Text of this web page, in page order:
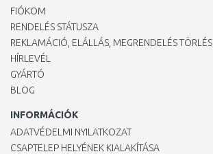
FIÓKOM
RENDELÉS STÁTUSZA
REKLAMÁCIÓ, ELÁLLÁS, MEGRENDELÉS
HÍRLEVÉL
GYÁRTÓ
BLOG
INFORMÁCIÓK
ADATVÉDELMI NYILATKOZAT
CSAPTELEP HELYÉNEK KIALAKÍTÁSA